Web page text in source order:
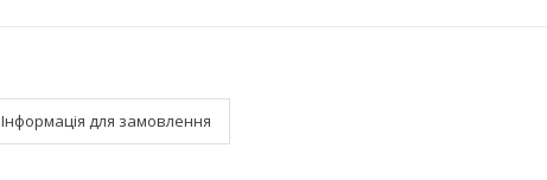
Інформація для замовлення